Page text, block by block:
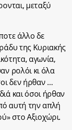
μεταξύ
άλλο δε
της Κυριακής
αγωνία,
ρολόι κι όλα
δεν ήρθαν …
και όσοι ήρθαν
αυτή την απλή
στο Αξιοχώρι.